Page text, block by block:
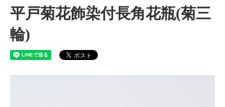
平戸菊花飾染付長角花瓶(菊三
輪)